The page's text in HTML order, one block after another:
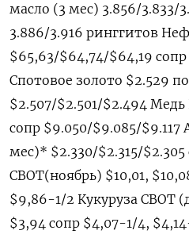
масло (3 мес) 3.856/3.833/
3.886/3.916 ринггитов
$65,63/$64,74/$64,19
Спотовое золото $2.529
$2.507/$2.501/$2.494
сопр $9.050/$9.085/
мес)* $2.330/$2.315/
CBOT(ноябрь) $10,01,
$9,86-1/2 Кукуруза CBOT
$3,94 сопр $4,07-1/4,